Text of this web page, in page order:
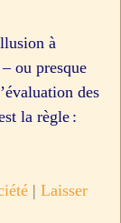
à
ou presque
des
la règle :
| Laisser